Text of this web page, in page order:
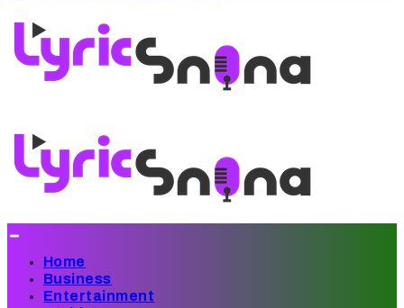
Home
Business
Entertainment